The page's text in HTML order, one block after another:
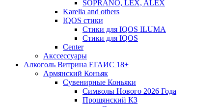
SOPRANO, LEX, ALEX
Karelia and others
IQOS стики
Стики для IQOS ILUMA
Стики для IQOS
Сenter
Акссессуары
Алкоголь Витрина ЕГАИС 18+
Армянский Коньяк
Сувенирные Коньяки
Символы Нового 2026 Года
Прошянский КЗ